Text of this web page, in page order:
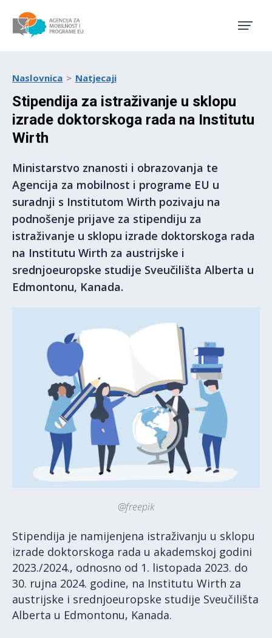
Naslovnica Natjecaji
Stipendija za istraživanje u sklopu
izrade doktorskoga rada na Institutu
Wirth
Ministarstvo znanosti i obrazovanja te
Agencija za mobilnost i programe EU u
suradnji s Institutom Wirth pozivaju na
podnošenje prijave za stipendiju za
istraživanje u sklopu izrade doktorskoga rada
na Institutu Wirth za austrijske i
srednjoeuropske studije Sveučilišta Alberta u
Edmontonu, Kanada.
@freepik
Stipendija je namijenjena istraživanju u sklopu
izrade doktorskoga rada u akademskoj godini
2023./2024., odnosno od 1. listopada 2023. do
30. rujna 2024. godine, na Institutu Wirth za
austrijske i srednjoeuropske studije Sveučilišta
Alberta u Edmontonu, Kanada.